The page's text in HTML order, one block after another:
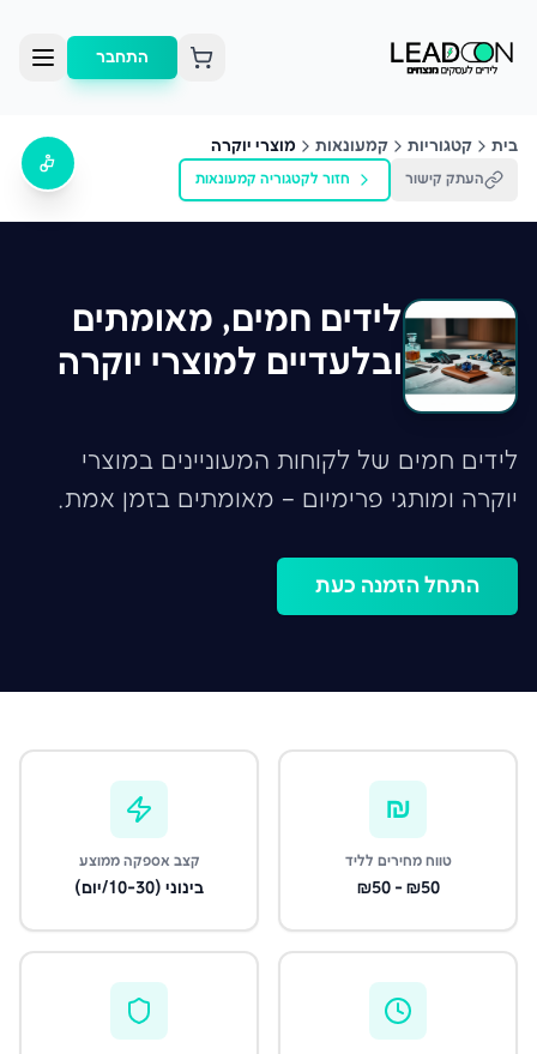
התחבר
בית קטגוריות קמעונאות מוצרי יוקרה
העתק קישור חזור לקטגוריה קמעונאות
לידים חמים, מאומתים
ובלעדיים למוצרי יוקרה
לידים חמים של לקוחות המעוניינים במוצרי
יוקרה ומותגי פרימיום – מאומתים בזמן אמת.
התחל הזמנה כעת
₪
טווח מחירים לליד
₪50 - ₪50
קצב אספקה ממוצע
בינוני (10-30/יום)